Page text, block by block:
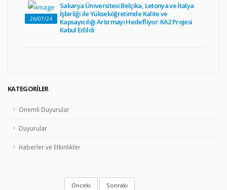
26/07/24
Sakarya Üniversitesi Belçika, Letonya ve İtalya
İşbirliği ile Yükseköğretimde Kalite ve
Kapsayıcılığı Artırmayı Hedefliyor: KA2 Projesi
Kabul Edildi
KATEGORILER
Önemli Duyurular
Duyurular
Haberler ve Etkinlikler
Önceki Sonraki